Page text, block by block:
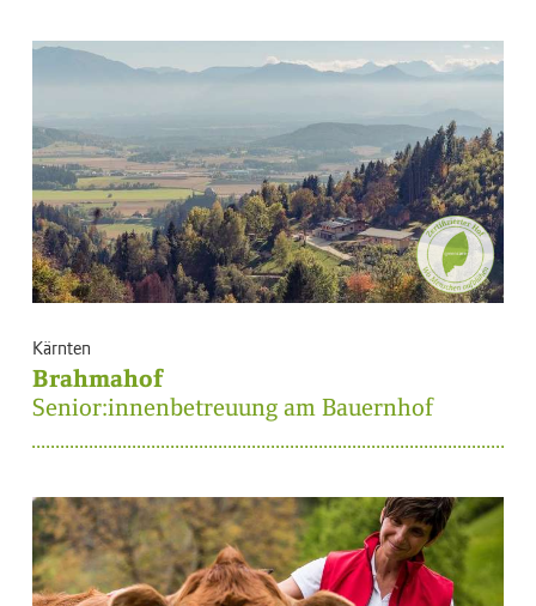
Kärnten
Brahmahof
Senior:innenbetreuung am Bauernhof